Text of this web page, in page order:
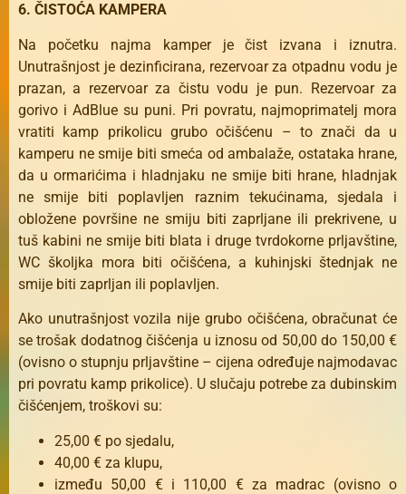
6. ČISTOĆA KAMPERA
Na početku najma kamper je čist izvana i iznutra.
Unutrašnjost je dezinficirana, rezervoar za otpadnu vodu je
prazan, a rezervoar za čistu vodu je pun. Rezervoar za
gorivo i AdBlue su puni. Pri povratu, najmoprimatelj mora
vratiti kamp prikolicu grubo očišćenu – to znači da u
kamperu ne smije biti smeća od ambalaže, ostataka hrane,
da u ormarićima i hladnjaku ne smije biti hrane, hladnjak
ne smije biti poplavljen raznim tekućinama, sjedala i
obložene površine ne smiju biti zaprljane ili prekrivene, u
tuš kabini ne smije biti blata i druge tvrdokorne prljavštine,
WC školjka mora biti očišćena, a kuhinjski štednjak ne
smije biti zaprljan ili poplavljen.
Ako unutrašnjost vozila nije grubo očišćena, obračunat će
se trošak dodatnog čišćenja u iznosu od 50,00 do 150,00 €
(ovisno o stupnju prljavštine – cijena određuje najmodavac
pri povratu kamp prikolice). U slučaju potrebe za dubinskim
čišćenjem, troškovi su:
25,00 € po sjedalu,
40,00 € za klupu,
između 50,00 € i 110,00 € za madrac (ovisno o